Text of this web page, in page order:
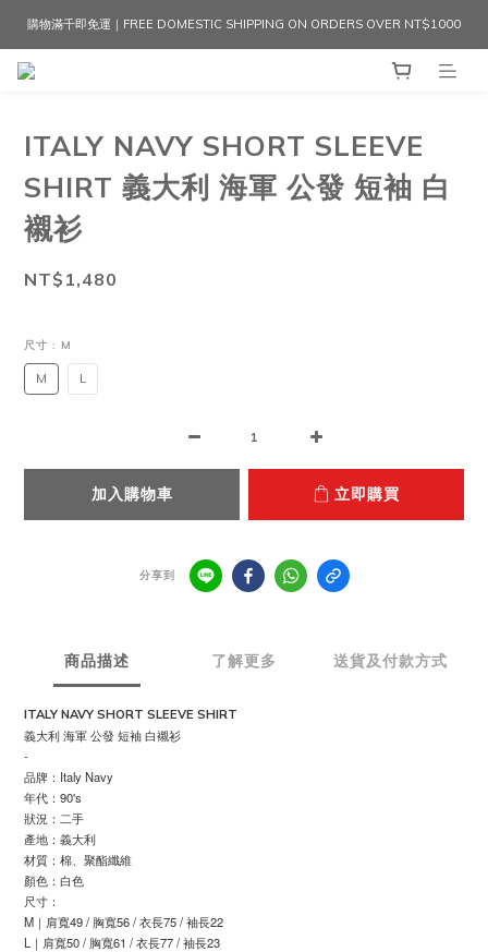
購物滿千即免運｜FREE DOMESTIC SHIPPING ON ORDERS OVER NT$1000
ITALY NAVY SHORT SLEEVE
SHIRT 義大利 海軍 公發 短袖 白
襯衫
NT$1,480
尺寸 : M
M L
加入購物車 立即購買
分享到
商品描述 了解更多 送貨及付款方式
ITALY NAVY SHORT SLEEVE SHIRT
義大利 海軍 公發 短袖 白襯衫
-
品牌：Italy Navy
年代：90's
狀況：二手
產地：義大利
材質：棉、聚酯纖維
顏色：白色
尺寸：
M｜肩寬49 / 胸寬56 / 衣長75 / 袖長22
L｜肩寬50 / 胸寬61 / 衣長77 / 袖長23